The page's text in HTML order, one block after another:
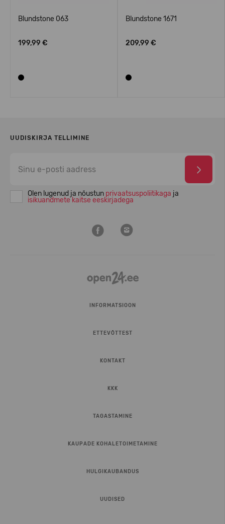
Blundstone 063
199,99 €
Blundstone 1671
209,99 €
UUDISKIRJA TELLIMINE
Olen lugenud ja nõustun privaatsuspoliitikaga ja
isikuandmete kaitse eeskirjadega
INFORMATSIOON
ETTEVÕTTEST
KONTAKT
KKK
TAGASTAMINE
KAUPADE KOHALETOIMETAMINE
HULGIKAUBANDUS
UUDISED